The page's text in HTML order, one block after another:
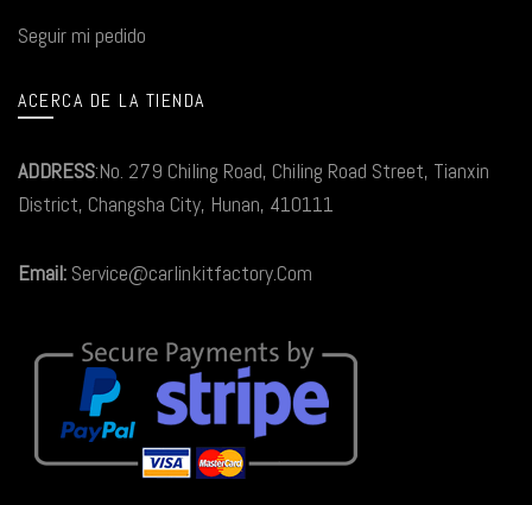
Seguir mi pedido
ACERCA DE LA TIENDA
ADDRESS:No. 279 Chiling Road, Chiling Road Street, Tianxin
District, Changsha City, Hunan, 410111
Email: Service@carlinkitfactory.Com